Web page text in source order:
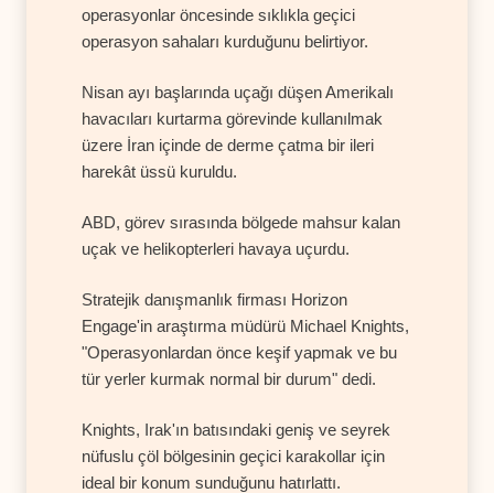
operasyonlar öncesinde sıklıkla geçici
operasyon sahaları kurduğunu belirtiyor.
Nisan ayı başlarında uçağı düşen Amerikalı
havacıları kurtarma görevinde kullanılmak
üzere İran içinde de derme çatma bir ileri
harekât üssü kuruldu.
ABD, görev sırasında bölgede mahsur kalan
uçak ve helikopterleri havaya uçurdu.
Stratejik danışmanlık firması Horizon
Engage'in araştırma müdürü Michael Knights,
"Operasyonlardan önce keşif yapmak ve bu
tür yerler kurmak normal bir durum" dedi.
Knights, Irak'ın batısındaki geniş ve seyrek
nüfuslu çöl bölgesinin geçici karakollar için
ideal bir konum sunduğunu hatırlattı.